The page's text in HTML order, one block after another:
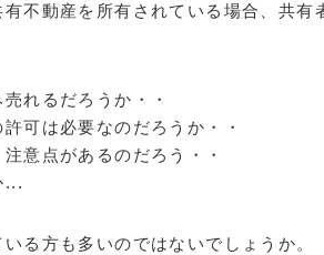
不動産を所有されている場合、共
れるだろうか・・
可は必要なのだろうか・・
意点があるのだろう・・
...
る方も多いのではないでしょうか。